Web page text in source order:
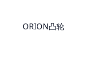
ORION凸轮